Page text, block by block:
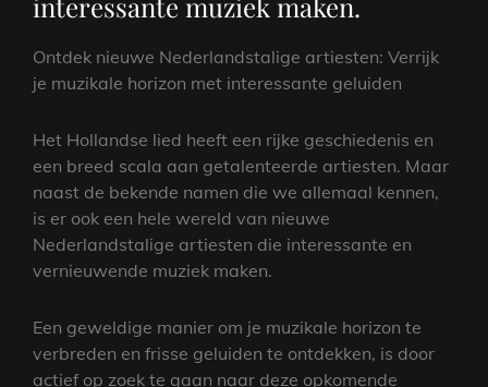
Ontdek nieuwe Nederlandstalige artiesten: Verrijk
je muzikale horizon met interessante geluiden
Het Hollandse lied heeft een rijke geschiedenis en
een breed scala aan getalenteerde artiesten. Maar
naast de bekende namen die we allemaal kennen,
is er ook een hele wereld van nieuwe
Nederlandstalige artiesten die interessante en
vernieuwende muziek maken.
Een geweldige manier om je muzikale horizon te
verbreden en frisse geluiden te ontdekken, is door
actief op zoek te gaan naar deze opkomende